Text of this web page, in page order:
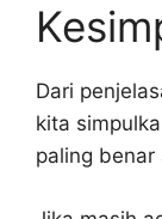
Dari
kita
paling benar